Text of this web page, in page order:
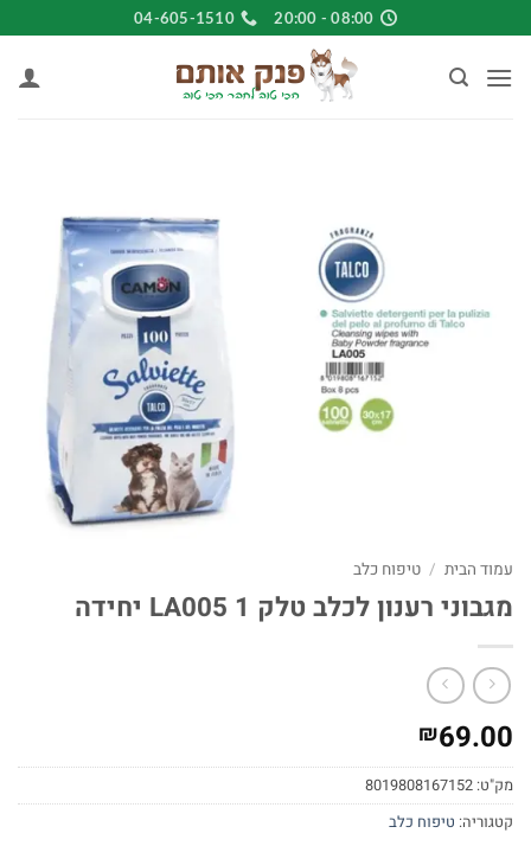
to
content
08:00 - 20:00
04-605-1510
עמוד הבית / טיפוח כלב
מגבוני רענון לכלב טלק LA005 1 יחידה
₪69.00
מק"ט: 8019808167152
קטגוריה: טיפוח כלב